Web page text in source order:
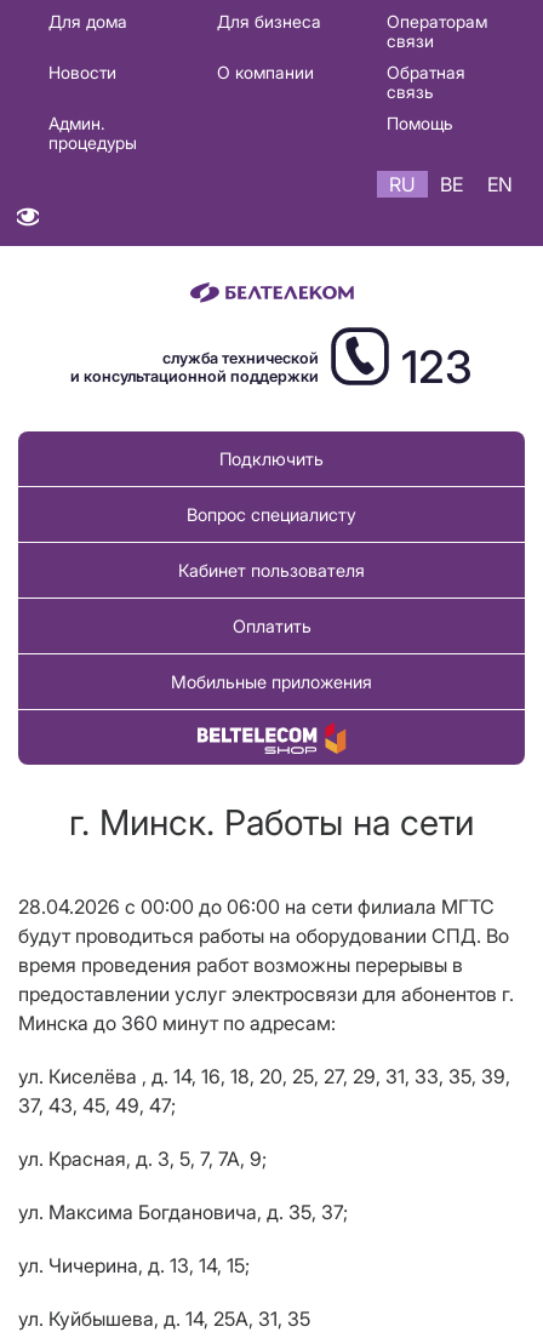
Основная
навигация
Для дома Для бизнеса
Операторам
связи
Новости
О компании
Обратная
связь
Админ.
процедуры
Помощь
RU BE EN
служба технической
и консультационной поддержки
123
Подключить
Вопрос специалисту
Кабинет пользователя
Оплатить
Мобильные приложения
Купить товар
г. Минск. Работы на сети
28.04.2026 с 00:00 до 06:00 на сети филиала МГТС
будут проводиться работы на оборудовании СПД. Во
время проведения работ возможны перерывы в
предоставлении услуг электросвязи для абонентов г.
Минска до 360 минут по адресам:
ул. Киселёва , д. 14, 16, 18, 20, 25, 27, 29, 31, 33, 35, 39,
37, 43, 45, 49, 47;
ул. Красная, д. 3, 5, 7, 7А, 9;
ул. Максима Богдановича, д. 35, 37;
ул. Чичерина, д. 13, 14, 15;
ул. Куйбышева, д. 14, 25А, 31, 35